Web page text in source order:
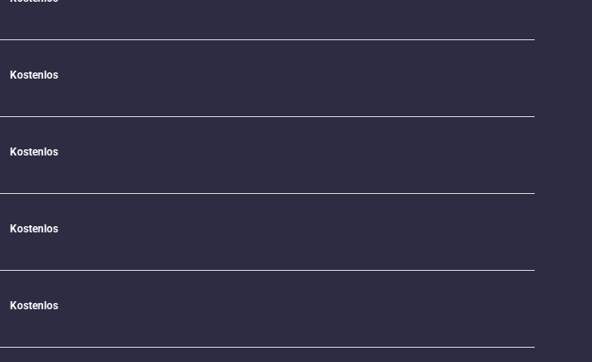
Kostenlos
Kostenlos
Kostenlos
Kostenlos